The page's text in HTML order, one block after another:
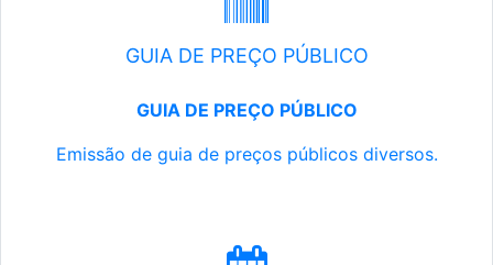
GUIA DE PREÇO PÚBLICO
GUIA DE PREÇO PÚBLICO
Emissão de guia de preços públicos diversos.